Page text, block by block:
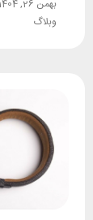
بهمن 26, 1404
وبلاگ